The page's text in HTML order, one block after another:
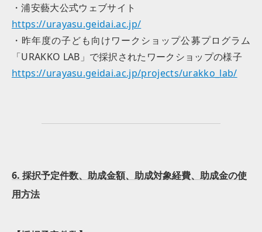
・浦安藝大公式ウェブサイト
https://urayasu.geidai.ac.jp/
・昨年度の子ども向けワークショップ公募プログラム
「URAKKO LAB」で採択されたワークショップの様子
https://urayasu.geidai.ac.jp/projects/urakko_lab/
6. 採択予定件数、助成金額、助成対象経費、助成金の使
用方法